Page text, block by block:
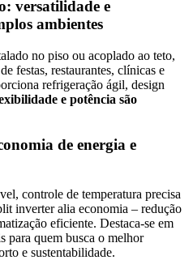
versatilidade e
ambientes
no piso ou acoplado ao teto,
festas, restaurantes, clínicas e
refrigeração ágil, design
e potência são
de energia e
controle de temperatura precisa
inverter alia economia – redução
eficiente. Destaca-se em
para quem busca o melhor
e sustentabilidade.